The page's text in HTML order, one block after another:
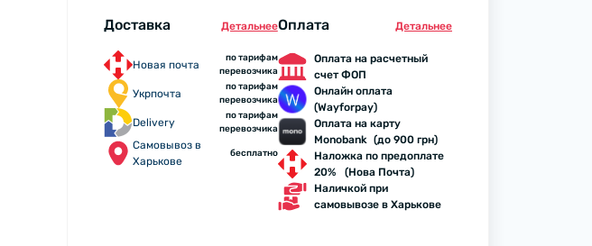
Доставка Детальнее
Новая почта
по тарифам
перевозчика
Укрпочта
по тарифам
перевозчика
Delivery
по тарифам
перевозчика
Самовывоз в
Харькове
бесплатно
Оплата Детальнее
Оплата на расчетный
счет ФОП
Онлайн оплата
(Wayforpay)
Оплата на карту
Monobank (до 900 грн)
Наложка по предоплате
20% (Нова Почта)
Наличкой при
самовывозе в Харькове